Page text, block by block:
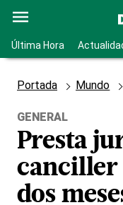
Última Hora
Portada Mundo
GENERAL
Presta
canciller
dos